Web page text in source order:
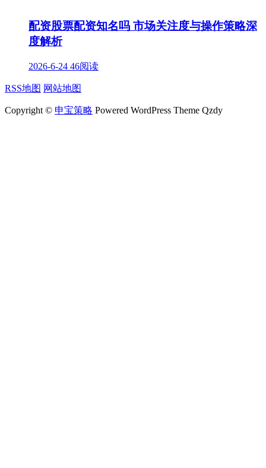
配资股票配资知名吗 市场关注度与操作策略深
度解析
2026-6-24 46阅读
RSS地图 网站地图
Copyright © 申宝策略 Powered WordPress Theme Qzdy